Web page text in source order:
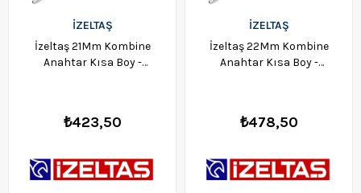
İZELTAŞ
İzeltaş 21Mm Kombine
Anahtar Kısa Boy -
₺423,50
İZELTAŞ
İzeltaş 22Mm Kombine
Anahtar Kısa Boy -
₺478,50